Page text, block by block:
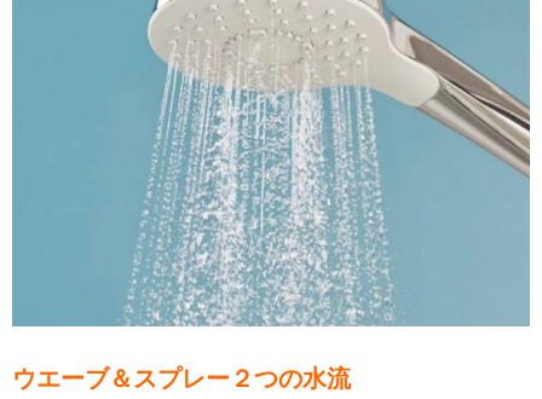
ウエーブ＆スプレー２つの水流